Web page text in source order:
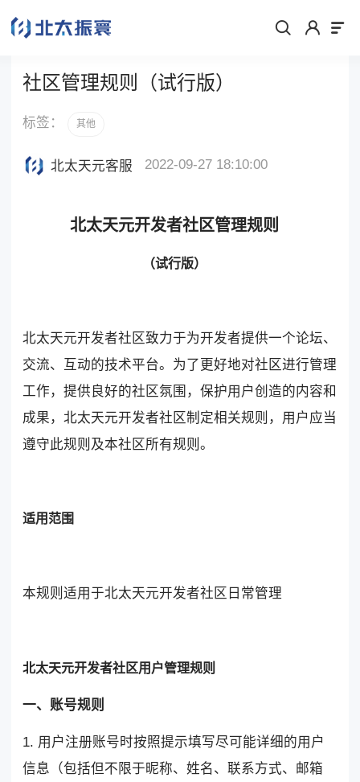
社区管理规则（试行版）
标签： 其他
北太天元客服 2022-09-27 18:10:00
北太天元开发者社区管理规则
（试行版）
北太天元开发者社区致力于为开发者提供一个论坛、
交流、互动的技术平台。为了更好地对社区进行管理
工作，提供良好的社区氛围，保护用户创造的内容和
成果，北太天元开发者社区制定相关规则，用户应当
遵守此规则及本社区所有规则。
适用范围
本规则适用于北太天元开发者社区日常管理
北太天元开发者社区用户管理规则
一、账号规则
1. 用户注册账号时按照提示填写尽可能详细的用户
信息（包括但不限于昵称、姓名、联系方式、邮箱